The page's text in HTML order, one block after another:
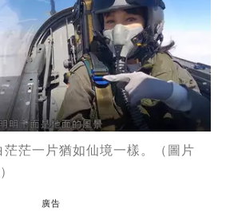
茫茫一片猶如仙境一樣。（圖片
廣告